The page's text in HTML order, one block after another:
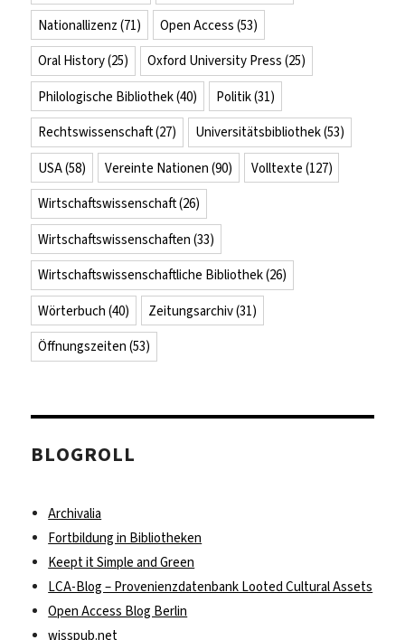
Nationallizenz (71) Open Access (53)
Oral History(25) Oxford University Press (25)
Philologische Bibliothek(40) Politik(31)
Rechtswissenschaft(27) Universitätsbibliothek(53)
USA(58) Vereinte Nationen (90) Volltexte (127)
Wirtschaftswissenschaft(26)
Wirtschaftswissenschaften (33)
Wirtschaftswissenschaftliche Bibliothek(26)
Wörterbuch (40) Zeitungsarchiv(31)
Öffnungszeiten (53)
BLOGROLL
Archivalia
Fortbildung in Bibliotheken
Keept it Simple and Green
LCA-Blog – Provenienzdatenbank Looted Cultural Assets
Open Access Blog Berlin
wisspub.net